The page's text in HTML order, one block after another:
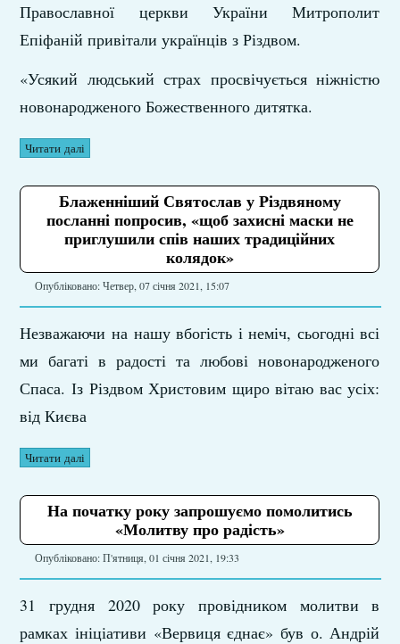
Православної церкви України Митрополит
Епіфаній привітали українців з Різдвом.
«Усякий людський страх просвічується ніжністю
новонародженого Божественного дитятка.
Читати далі
Блаженніший Святослав у Різдвяному
посланні попросив, «щоб захисні маски не
приглушили спів наших традиційних
колядок»
Опубліковано: Четвер, 07 січня 2021, 15:07
Незважаючи на нашу вбогість і неміч, сьогодні всі
ми багаті в радості та любові новонародженого
Спаса. Із Різдвом Христовим щиро вітаю вас усіх:
від Києва
Читати далі
На початку року запрошуємо помолитись
«Молитву про радість»
Опубліковано: П'ятниця, 01 січня 2021, 19:33
31 грудня 2020 року провідником молитви в
рамках ініціативи «Вервиця єднає» був о. Андрій